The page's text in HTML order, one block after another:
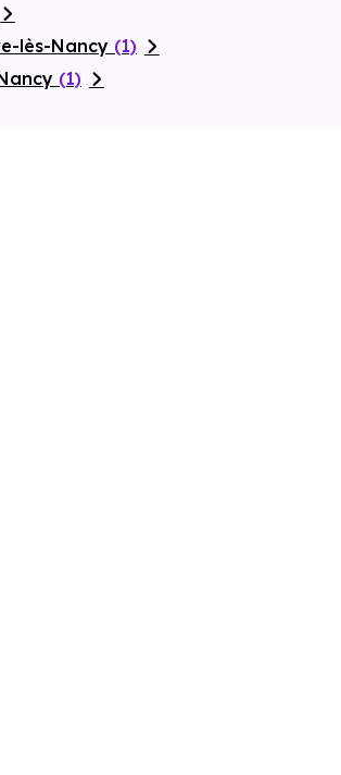
lès-Nancy (1)
(1)